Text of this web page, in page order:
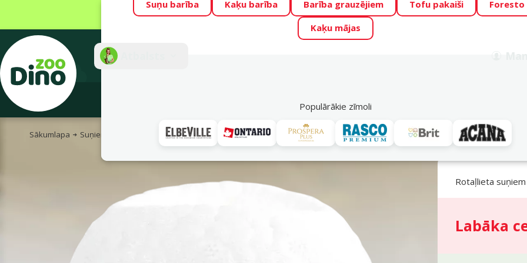
Visu mēnesi Dino Zoo piedāvā lieliskas cenas mīluļu TOP barībām! 🍖 →
Fotokonkurss “GADA ŪSAIŅI”! Varbūt tieši Tavs mīlulis būs 2027. gada
Suņu barība Kaķu barība Barība grauzējiem Tofu pakaiši
Foresto
Kaķu mājas
Populārākie zīmoli
Akciju piedāvājumi
Sākumlapa Suņiem Rotaļlietas suņiem Peldošās rotaļlietas AFP Meta Ball Turbo-Bal, S
Rotaļlieta
Labāka